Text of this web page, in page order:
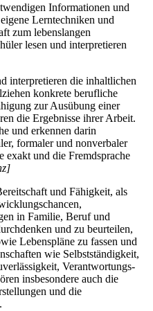
Informationen und
Lerntechniken und
zum lebenslangen
lesen und interpretieren
interpretieren die inhaltlichen
konkrete berufliche
zur Ausübung einer
die Ergebnisse ihrer Arbeit.
und erkennen darin
formaler und nonverbaler
exakt und die Fremdsprache
und Fähigkeit, als
in Familie, Beruf und
und zu beurteilen,
Lebenspläne zu fassen und
wie Selbstständigkeit,
Verantwortungs-
insbesondere auch die
und die